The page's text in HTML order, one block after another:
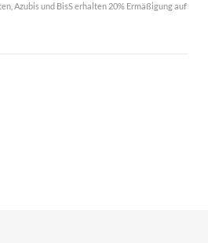
Azubis und BisS erhalten 20% Ermäßigung auf